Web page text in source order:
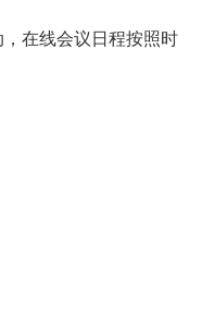
在线会议日程按照时